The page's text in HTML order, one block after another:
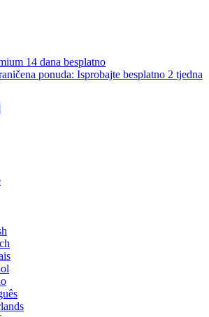
14 dana besplatno
ponuda: Isprobajte besplatno 2 tjedna